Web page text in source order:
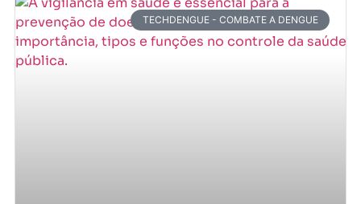
TECHDENGUE - COMBATE A DENGUE